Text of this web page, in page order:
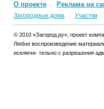
О проекте Реклама на
Загородные дома Участки
© 2010 «Загород.ру», проект
Любое воспроизведение
исключи- тельно с разрешения